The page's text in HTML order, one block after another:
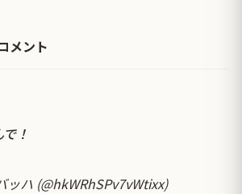
メント
！
ハ (@hkWRhSPv7vWtixx)